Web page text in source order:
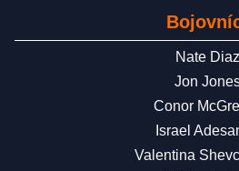
Nate Diaz
Jon
Conor
Israel
Valentina